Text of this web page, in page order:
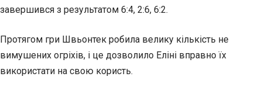
завершився з результатом 6:4, 2:6, 6:2.
Протягом гри Швьонтек робила велику кількість не
вимушених огріхів, і це дозволило Еліні вправно їх
використати на свою користь.